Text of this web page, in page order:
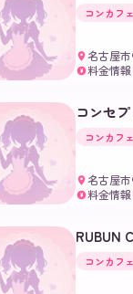
コンカフェ
名古屋
¥ 料金情報
コンセ
コンカフェ
名古屋
¥ 料金情報
RUBUN
コンカフェ